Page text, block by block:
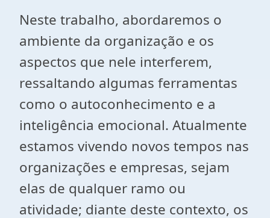
Neste trabalho, abordaremos o
ambiente da organização e os
aspectos que nele interferem,
ressaltando algumas ferramentas
como o autoconhecimento e a
inteligência emocional. Atualmente
estamos vivendo novos tempos nas
organizações e empresas, sejam
elas de qualquer ramo ou
atividade; diante deste contexto, os